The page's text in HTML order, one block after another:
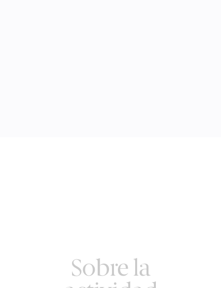
Sobre la